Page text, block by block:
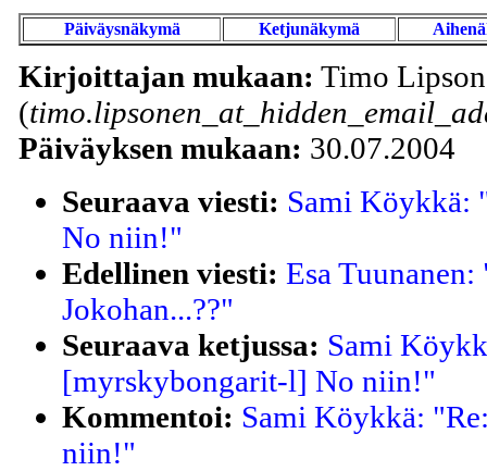
Päiväysnäkymä Ketjunäkymä
Kirjoittajan mukaan: Timo
(
Päiväyksen mukaan: 30.07.2004
Seuraava viesti: Sami Köykkä:
No niin!"
Edellinen viesti: Esa
Jokohan...??"
Seuraava ketjussa: Sami
[myrskybongarit-l] No niin!"
Kommentoi: Sami Köykkä:
niin!"